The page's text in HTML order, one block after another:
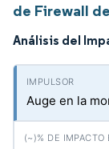
de Firewall
Análisis del
Auge en la